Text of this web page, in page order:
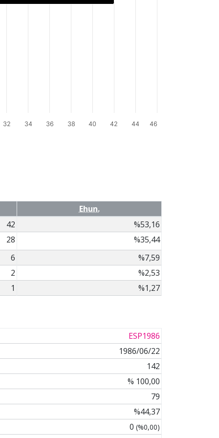
32 34 36 38 40 42 44 46
Ehun.
42
%53,16
28
%35,44
6
%7,59
2
%2,53
1 %1,27
ESP1986
1986/06/22
142
% 100,00
79
%44,37
0 (%0,00)